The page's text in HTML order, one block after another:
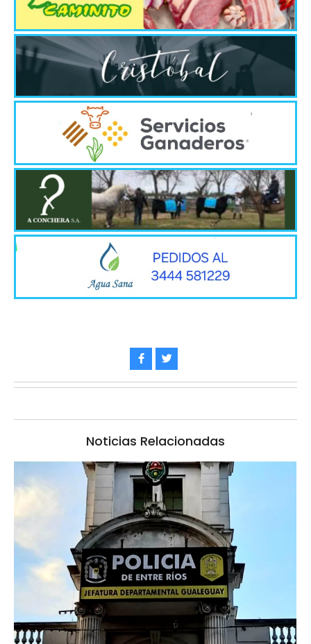
Noticias Relacionadas